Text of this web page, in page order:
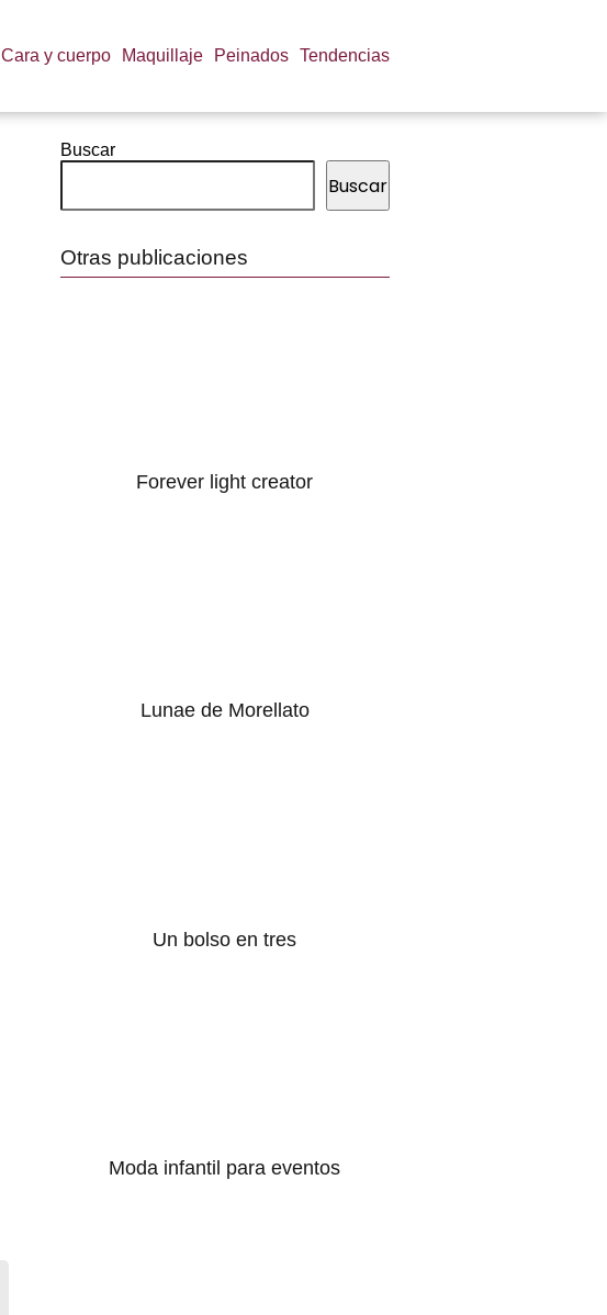
Cara y cuerpo Maquillaje Peinados Tendencias
Buscar
Buscar
Otras publicaciones
Forever light creator
Lunae de Morellato
Un bolso en tres
Moda infantil para eventos